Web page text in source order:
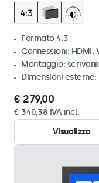
Formato 4:3
Connessioni: HDMI,
Montaggio:
Dimensioni esterne:
€ 279,00
€ 340,38 IVA incl.
Visualizza